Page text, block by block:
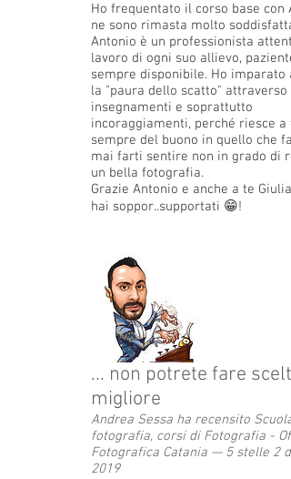
Ho frequentato il corso base con
ne sono rimasta molto soddisfatta.
Antonio è un professionista
lavoro di ogni suo allievo,
sempre disponibile. Ho imparato
la "paura dello scatto" attraverso i
insegnamenti e soprattutto
incoraggiamenti, perché riesce a
sempre del buono in quello che
mai farti sentire non in grado di
un bella fotografia.
Grazie Antonio e anche a te Giulia
hai soppor..supportati 😁!
... non potrete fare scelta
migliore
Andrea Sessa ha recensito Scuola
fotografia, corsi di Fotografia -
Fotografica Catania — 5 stelle 2
2019